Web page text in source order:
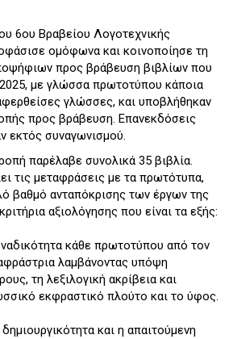
6ου Βραβείου Λογοτεχνικής
ομόφωνα και κοινοποίησε τη
προς βράβευση βιβλίων που
με γλώσσα πρωτοτύπου κάποια
γλώσσες, και υποβλήθηκαν
προς βράβευση. Επανεκδόσεις
εκτός συναγωνισμού.
παρέλαβε συνολικά 35 βιβλία.
τις μεταφράσεις με τα πρωτότυπα,
βαθμό ανταπόκρισης των έργων της
αξιολόγησης που είναι τα εξής:
κάθε πρωτοτύπου από τον
λαμβάνοντας υπόψη
τη λεξιλογική ακρίβεια και
εκφραστικό πλούτο και το ύφος.
και η απαιτούμενη